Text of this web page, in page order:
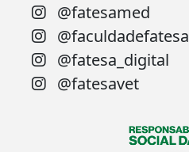
@fatesamed
@faculdadefatesa
@fatesa_digital
@fatesavet